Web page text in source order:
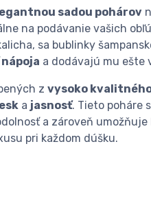
sadou pohárov
na podávanie vašich
sa bublinky
a dodávajú mu ešte
z vysoko
a jasnosť. Tieto poháre
a zároveň umožňuje
pri každom dúšku.